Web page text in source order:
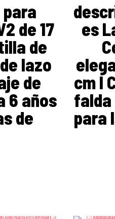
de 17
de
lazo
de
6 años
de
es
cm I
falda
para